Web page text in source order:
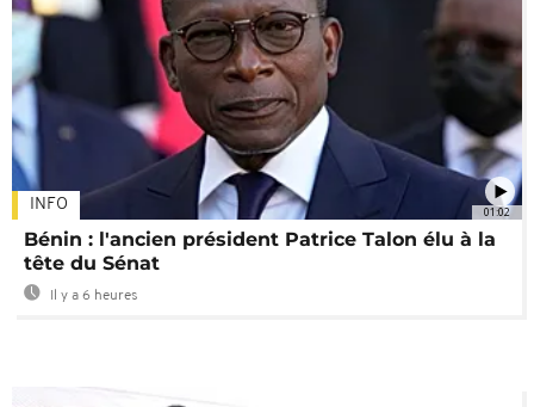
01:02
INFO
Bénin : l'ancien président Patrice Talon élu à la
tête du Sénat
Il y a 6 heures